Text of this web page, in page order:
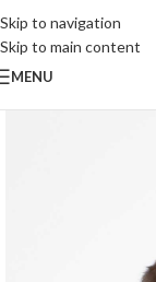
Skip to navigation
Skip to main content
MENU